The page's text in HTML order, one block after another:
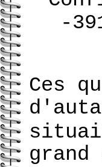
-
Ces
grand